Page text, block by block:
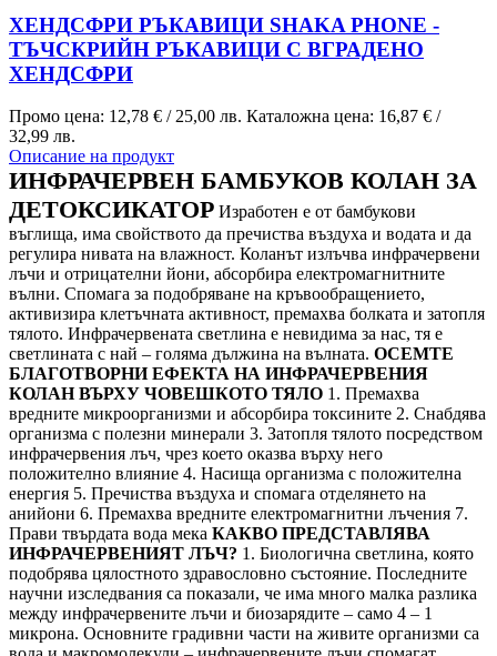
ХЕНДСФРИ РЪКАВИЦИ SHAKA PHONE -
ТЪЧСКРИЙН РЪКАВИЦИ С ВГРАДЕНО
ХЕНДСФРИ
Промо цена: 12,78 € / 25,00 лв. Каталожна цена: 16,87 € /
32,99 лв.
Описание на продукт
ИНФРАЧЕРВЕН БАМБУКОВ КОЛАН ЗА
ДЕТОКСИКАТОР Изработен е от бамбукови
въглища, има свойството да пречиства въздуха и водата и да
регулира нивата на влажност. Коланът излъчва инфрачервени
лъчи и отрицателни йони, абсорбира електромагнитните
вълни. Спомага за подобряване на кръвообращението,
активизира клетъчната активност, премахва болката и затопля
тялото. Инфрачервената светлина е невидима за нас, тя е
светлината с най – голяма дължина на вълната. ОСЕМТЕ
БЛАГОТВОРНИ ЕФЕКТА НА ИНФРАЧЕРВЕНИЯ
КОЛАН ВЪРХУ ЧОВЕШКОТО ТЯЛО 1. Премахва
вредните микроорганизми и абсорбира токсините 2. Снабдява
организма с полезни минерали 3. Затопля тялото посредством
инфрачервения лъч, чрез което оказва върху него
положително влияние 4. Насища организма с положителна
енергия 5. Пречиства въздуха и спомага отделянето на
анийони 6. Премахва вредните електромагнитни лъчения 7.
Прави твърдата вода мека КАКВО ПРЕДСТАВЛЯВА
ИНФРАЧЕРВЕНИЯТ ЛЪЧ? 1. Биологична светлина, която
подобрява цялостното здравословно състояние. Последните
научни изследвания са показали, че има много малка разлика
между инфрачервените лъчи и биозарядите – само 4 – 1
микрона. Основните градивни части на живите организми са